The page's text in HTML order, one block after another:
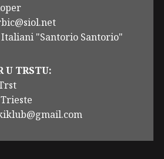
"Santorio Santorio"
U TRSTU: